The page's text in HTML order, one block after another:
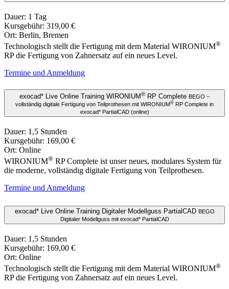
Dauer: 1 Tag
Kursgebühr: 319,00 €
Ort: Berlin, Bremen
Technologisch stellt die Fertigung mit dem Material WIRONIUM®
RP die Fertigung von Zahnersatz auf ein neues Level.
Termine und Anmeldung
exocad* Live Online Training WIRONIUM® RP Complete BEGO –
vollständig digitale Fertigung von Teilprothesen mit WIRONIUM® RP Complete in
exocad* PartialCAD (online)
Dauer: 1,5 Stunden
Kursgebühr: 169,00 €
Ort: Online
WIRONIUM® RP Complete ist unser neues, modulares System für
die moderne, vollständig digitale Fertigung von Teilprothesen.
Termine und Anmeldung
exocad* Live Online Training Digitaler Modellguss PartialCAD BEGO
Digitaler Modellguss mit exocad* PartialCAD
Dauer: 1,5 Stunden
Kursgebühr: 169,00 €
Ort: Online
Technologisch stellt die Fertigung mit dem Material WIRONIUM®
RP die Fertigung von Zahnersatz auf ein neues Level.